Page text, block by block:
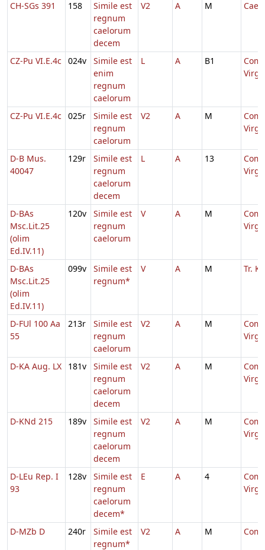
CH-SGs 391 158
Simile est
regnum
caelorum
decem
V2 A M
CZ-Pu VI.E.4c 024v
Simile est
enim
regnum
caelorum
L A B1
CZ-Pu VI.E.4c 025r
Simile est
regnum
caelorum
V2 A M
D-B Mus.
40047
129r
Simile est
regnum
caelorum
decem
L A 13
D-BAs
Msc.Lit.25
(olim
Ed.IV.11)
120v
Simile est
regnum
caelorum
V A M
D-BAs
Msc.Lit.25
(olim
Ed.IV.11)
099v
Simile est
regnum*
V A M Tr.
D-FUl 100 Aa
55
213r
Simile est
regnum
caelorum
V2 A M
D-KA Aug. LX 181v
Simile est
regnum
caelorum
decem
V2 A M
D-KNd 215 189v
Simile est
regnum
caelorum
decem
V2 A M
D-LEu Rep. I
93
128v
Simile est
regnum
caelorum
decem*
E A 4
D-MZb D 240r
Simile est
regnum*
V2 A M